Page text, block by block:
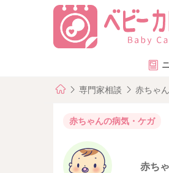
専門家相談 赤ちゃ
赤ちゃんの病気・ケガ
赤ち